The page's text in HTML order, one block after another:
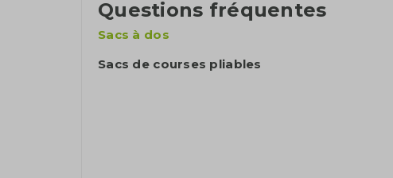
Questions fréquentes
Sacs à dos
Sacs de courses pliables